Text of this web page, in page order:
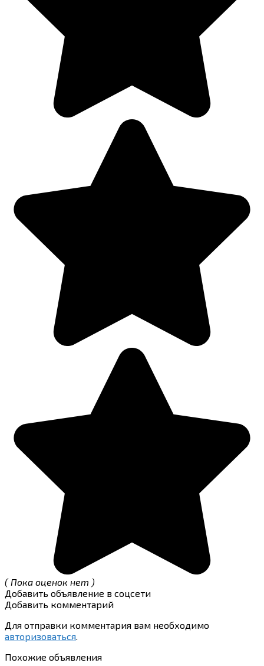
( Пока оценок нет )
Добавить объявление в соцсети
Добавить комментарий
Для отправки комментария вам необходимо
авторизоваться.
Похожие объявления